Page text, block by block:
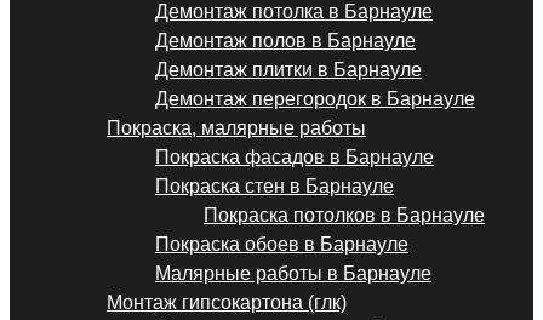
Демонтаж потолка в Барнауле
Демонтаж полов в Барнауле
Демонтаж плитки в Барнауле
Демонтаж перегородок в Барнауле
Покраска, малярные работы
Покраска фасадов в Барнауле
Покраска стен в Барнауле
Покраска потолков в Барнауле
Покраска обоев в Барнауле
Малярные работы в Барнауле
Монтаж гипсокартона (глк)